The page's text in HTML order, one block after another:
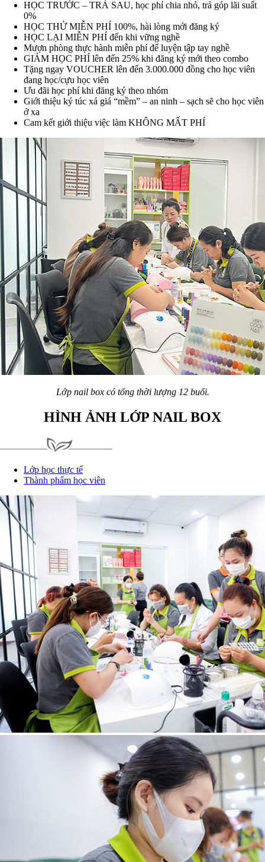
HỌC TRƯỚC – TRẢ SAU, học phí chia nhỏ, trả góp lãi suất
0%
HỌC THỬ MIỄN PHÍ 100%, hài lòng mới đăng ký
HỌC LẠI MIỄN PHÍ đến khi vững nghề
Mượn phòng thực hành miễn phí để luyện tập tay nghề
GIẢM HỌC PHÍ lên đến 25% khi đăng ký mới theo combo
Tặng ngay VOUCHER lên đến 3.000.000 đồng cho học viên
đang học/cựu học viên
Ưu đãi học phí khi đăng ký theo nhóm
Giới thiệu ký túc xá giá “mềm” – an ninh – sạch sẽ cho học viên
ở xa
Cam kết giới thiệu việc làm KHÔNG MẤT PHÍ
Lớp nail box có tổng thời lượng 12 buổi.
HÌNH ẢNH LỚP NAIL BOX
Lớp học thực tế
Thành phẩm học viên